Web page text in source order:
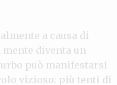
a causa di
diventa un
può manifestarsi
vizioso: più tenti di